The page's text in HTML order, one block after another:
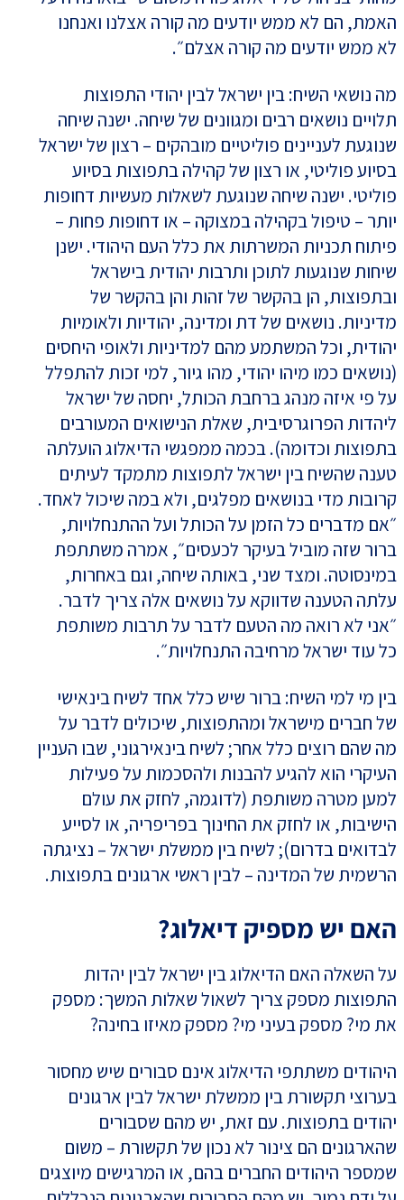
האמת, הם לא ממש יודעים מה קורה אצלנו ואנחנו
לא ממש יודעים מה קורה אצלם״.
מה נושאי השיח: בין ישראל לבין יהודי התפוצות
תלויים נושאים רבים ומגוונים של שיחה. ישנה שיחה
שנוגעת לעניינים פוליטיים מובהקים – רצון של ישראל
בסיוע פוליטי, או רצון של קהילה בתפוצות בסיוע
פוליטי. ישנה שיחה שנוגעת לשאלות מעשיות דחופות
יותר – טיפול בקהילה במצוקה – או דחופות פחות –
פיתוח תכניות המשרתות את כלל העם היהודי. ישנן
שיחות שנוגעות לתוכן ותרבות יהודית בישראל
ובתפוצות, הן בהקשר של זהות והן בהקשר של
מדיניות. נושאים של דת ומדינה, יהודיות ולאומיות
יהודית, וכל המשתמע מהם למדיניות ולאופי היחסים
(נושאים כמו מיהו יהודי, מהו גיור, למי זכות להתפלל
על פי איזה מנהג ברחבת הכותל, יחסה של ישראל
ליהדות הפרוגרסיבית, שאלת הנישואים המעורבים
בתפוצות וכדומה). בכמה ממפגשי הדיאלוג הועלתה
טענה שהשיח בין ישראל לתפוצות מתמקד לעיתים
קרובות מדי בנושאים מפלגים, ולא במה שיכול לאחד.
״אם מדברים כל הזמן על הכותל ועל ההתנחלויות,
ברור שזה מוביל בעיקר לכעסים״, אמרה משתתפת
במינסוטה. ומצד שני, באותה שיחה, וגם באחרות,
עלתה הטענה שדווקא על נושאים אלה צריך לדבר.
״אני לא רואה מה הטעם לדבר על תרבות משותפת
כל עוד ישראל מרחיבה התנחלויות״.
בין מי למי השיח: ברור שיש כלל אחד לשיח בינאישי
של חברים מישראל ומהתפוצות, שיכולים לדבר על
מה שהם רוצים כלל אחר; לשיח בינאירגוני, שבו העניין
העיקרי הוא להגיע להבנות ולהסכמות על פעילות
למען מטרה משותפת (לדוגמה, לחזק את עולם
הישיבות, או לחזק את החינוך בפריפריה, או לסייע
לבדואים בדרום); לשיח בין ממשלת ישראל – נציגתה
הרשמית של המדינה – לבין ראשי ארגונים בתפוצות.
האם יש מספיק דיאלוג?
על השאלה האם הדיאלוג בין ישראל לבין יהדות
התפוצות מספק צריך לשאול שאלות המשך: מספק
את מי? מספק בעיני מי? מספק מאיזו בחינה?
היהודים משתתפי הדיאלוג אינם סבורים שיש מחסור
בערוצי תקשורת בין ממשלת ישראל לבין ארגונים
יהודים בתפוצות. עם זאת, יש מהם שסבורים
שהארגונים הם צינור לא נכון של תקשורת – משום
שמספר היהודים החברים בהם, או המרגישים מיוצגים